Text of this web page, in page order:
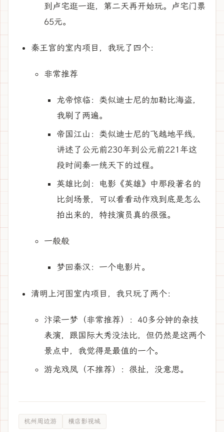
到卢宅逛一逛，第二天再开始玩。卢宅门票
65元。
秦王宫的室内项目，我玩了四个：
非常推荐
龙帝惊临：类似迪士尼的加勒比海盗，
我刷了两遍。
帝国江山：类似迪士尼的飞越地平线，
讲述了公元前230年到公元前221年这
段时间秦一统天下的过程。
英雄比剑：电影《英雄》中那段著名的
比剑场景，可以看看动作戏到底是怎么
拍出来的，特技演员真的很强。
一般般
梦回秦汉：一个电影片。
清明上河图室内项目，我只玩了两个：
汴梁一梦（非常推荐）：40多分钟的杂技
表演，跟国际大秀没法比，但仍然是这两个
景点中，我觉得是最值的一个。
游龙戏凤（不推荐）：很扯，没意思。
杭州周边游 横店影视城